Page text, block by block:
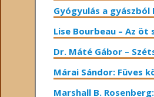
Gyógyulás a gyászból
Lise Bourbeau – Az öt
Dr. Máté Gábor –
Márai Sándor: Füves
Marshall B.